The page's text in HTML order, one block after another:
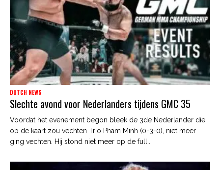
DUTCH NEWS
Slechte avond voor Nederlanders tijdens GMC 35
Voordat het evenement begon bleek de 3de Nederlander die
op de kaart zou vechten Trio Pham Minh (0-3-0), niet meer
ging vechten. Hij stond niet meer op de full...